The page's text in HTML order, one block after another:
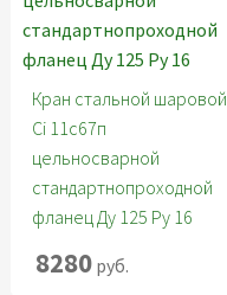
Кран стальной шаровой
Ci 11с67п
цельносварной
стандартнопроходной
фланец Ду 125 Ру 16
8280руб.